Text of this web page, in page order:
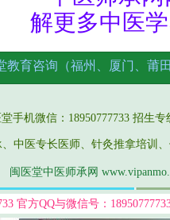
解更多中医
手机微信：18950777733 招生
中医专长医师、针灸推拿培训
闽医堂中医师承网
官方QQ与微信号：
教育咨询（福州、厦门、莆